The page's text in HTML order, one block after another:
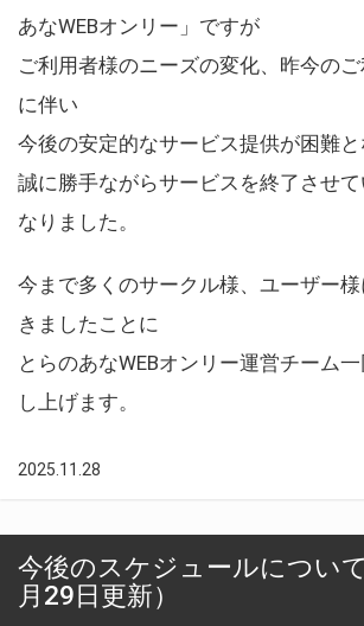
あなWEBオンリー」ですが
ご利用者様のニーズの変化、昨今の
に伴い
今後の安定的なサービス提供が困難
誠に勝手ながらサービスを終了させ
なりました。
今まで多くのサークル様、ユーザー
きましたことに
とらのあなWEBオンリー運営チーム
し上げます。
2025.11.28
今後のスケジュールについ
月29日更新）